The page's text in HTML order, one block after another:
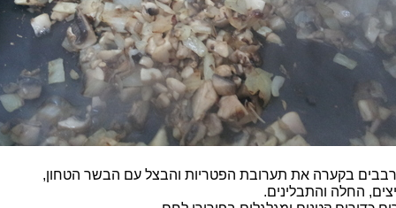
בקערה את תערובת הפטריות והבצל עם הבשר הטחון,
החלה והתבלינים.